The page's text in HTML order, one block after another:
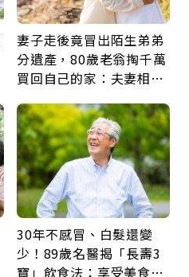
妻子走後竟冒出陌生弟弟
分遺產，80歲老翁掏千萬
買回自己的家：夫妻相守
30年不感冒、白髮還變
少！89歲名醫揭「長壽3
寶」飲食法：享受美食不